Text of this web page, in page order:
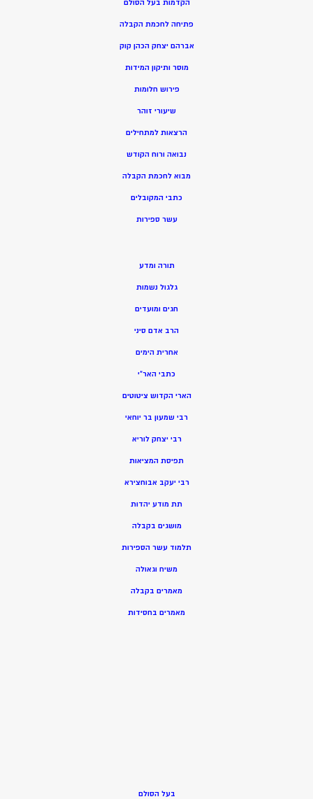
הקדמות בעל הסולם
פתיחה לחכמת הקבלה
אברהם יצחק הכהן קוק
מוסר ותיקון המידות
פירוש חלומות
שיעורי זוהר
הרצאות למתחילים
נבואה ורוח הקודש
מבוא לחכמת הקבלה
כתבי המקובלים
עשר ספירות
תורה ומדע
גלגול נשמות
חגים ומועדים
הרב אדם סיני
אחרית הימים
כתבי האר”י
הארי הקדוש ציטוטים
רבי שמעון בר יוחאי
רבי יצחק לוריא
תפיסת המציאות
רבי יעקב אבוחצירא
תת מודע יהדות
מושגים בקבלה
תלמוד עשר הספירות
משיח וגאולה
מאמרים בקבלה
מאמרים בחסידות
בעל הסולם